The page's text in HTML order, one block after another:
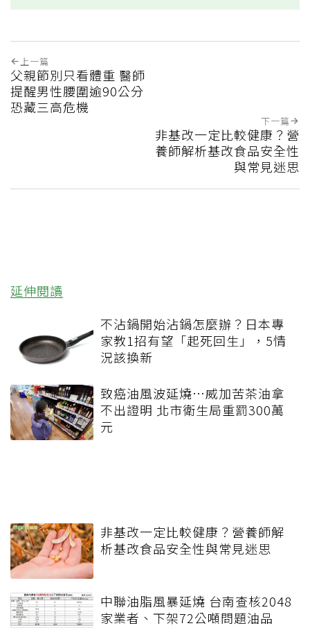
上一篇
父親節別只看體重 醫師
提醒男性腰圍逾90公分
恐藏三高危機
下一篇
非基改一定比較健康？營
養師解析基改食品安全性
與常見迷思
延伸閱讀
不沾鍋開始沾鍋怎麼辦？日本專
家教1招有望「起死回生」，5情
況該換新
致癌油風波延燒…威加苦茶油拿
不出證明 北市衛生局重罰300萬
元
非基改一定比較健康？營養師解
析基改食品安全性與常見迷思
中聯油脂風暴延燒 台南查核2048
家業者、下架72公噸問題油品